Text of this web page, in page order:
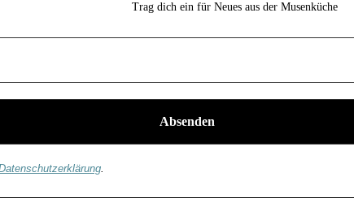
Trag dich ein für Neues aus der Musenküche
.